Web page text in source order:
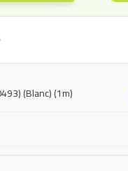
(Blanc) (1m)